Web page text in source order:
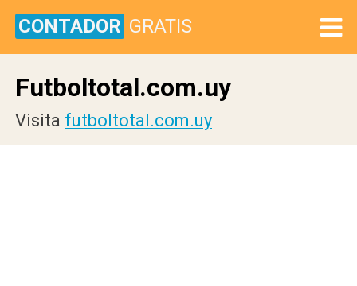
CONTADOR GRATIS
Futboltotal.com.uy
Visita futboltotal.com.uy